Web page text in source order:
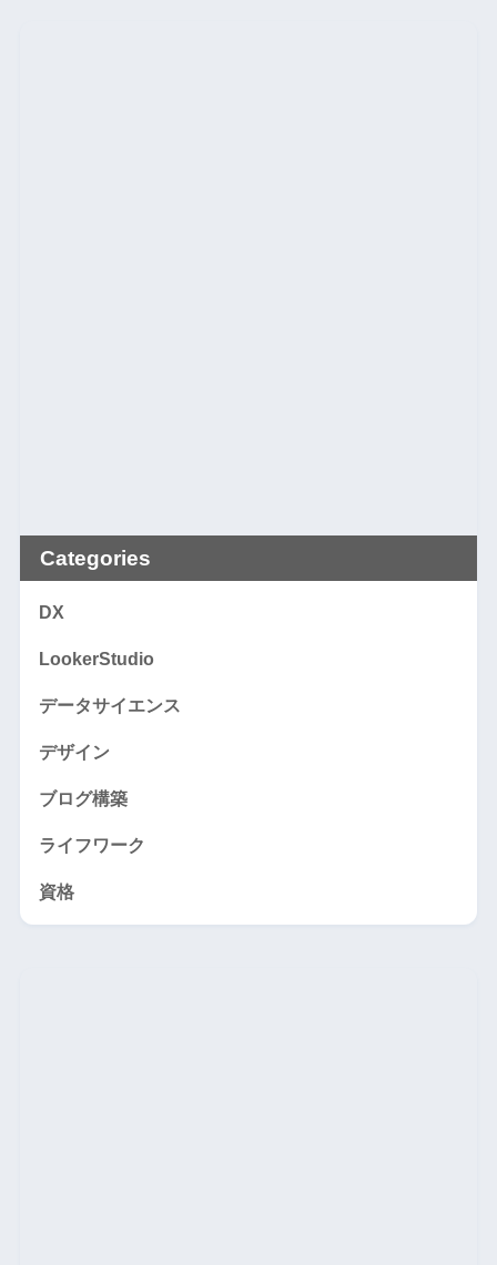
Categories
DX
LookerStudio
データサイエンス
デザイン
ブログ構築
ライフワーク
資格